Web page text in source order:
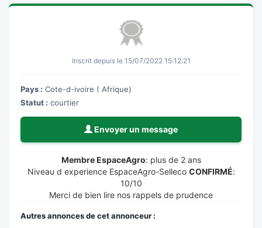
Inscrit depuis le 15/07/2022 15:12:21
Pays : Cote-d-ivoire ( Afrique)
Statut : courtier
Envoyer un message
Membre EspaceAgro: plus de 2 ans
Niveau d experience EspaceAgro-Selleco CONFIRMÉ:
10/10
Merci de bien lire nos rappels de prudence
Autres annonces de cet annonceur :